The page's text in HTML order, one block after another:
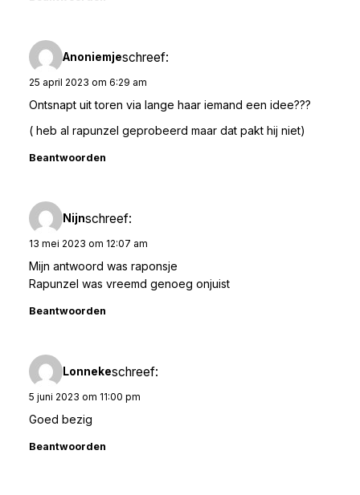
Anoniemjeschreef:
25 april 2023 om 6:29 am
Ontsnapt uit toren via lange haar iemand een idee???
( heb al rapunzel geprobeerd maar dat pakt hij niet)
Beantwoorden
Nijnschreef:
13 mei 2023 om 12:07 am
Mijn antwoord was raponsje
Rapunzel was vreemd genoeg onjuist
Beantwoorden
Lonnekeschreef:
5 juni 2023 om 11:00 pm
Goed bezig
Beantwoorden